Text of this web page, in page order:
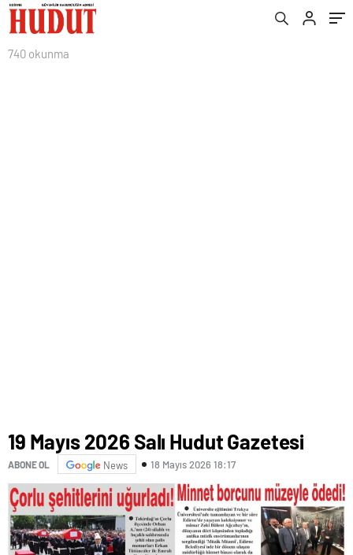
740 okunma
19 Mayıs 2026 Salı Hudut Gazetesi
ABONE OL News 18 Mayıs 2026 18:17